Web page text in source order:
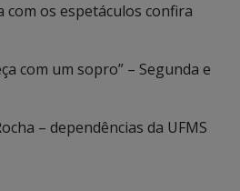
os espetáculos confira
com um sopro” – Segunda e
– dependências da UFMS